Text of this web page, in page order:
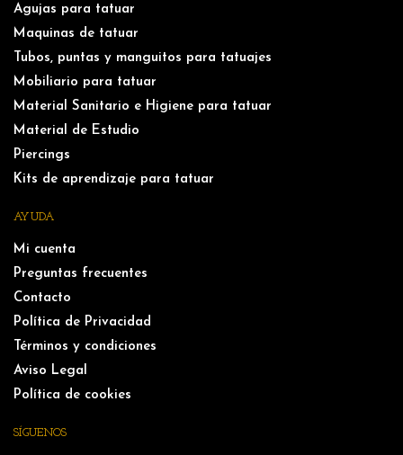
Agujas para tatuar
Maquinas de tatuar
Tubos, puntas y manguitos para tatuajes
Mobiliario para tatuar
Material Sanitario e Higiene para tatuar
Material de Estudio
Piercings
Kits de aprendizaje para tatuar
AYUDA
Mi cuenta
Preguntas frecuentes
Contacto
Política de Privacidad
Términos y condiciones
Aviso Legal
Política de cookies
SÍGUENOS